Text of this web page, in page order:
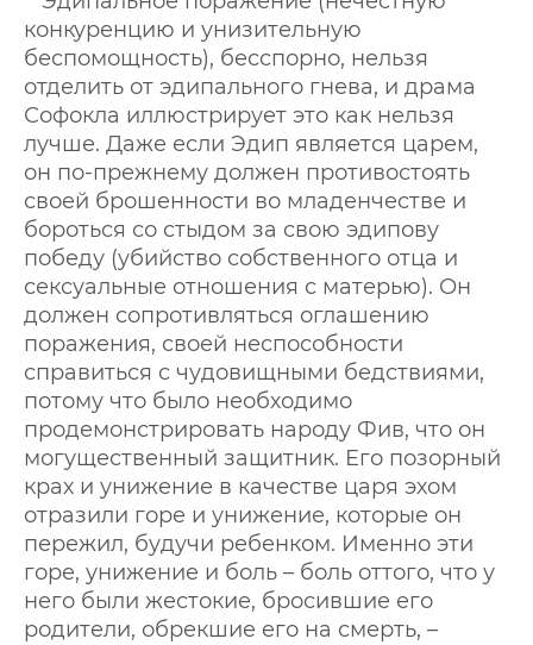
конкуренцию и унизительную
беспомощность), бесспорно, нельзя
отделить от эдипального гнева, и драма
Софокла иллюстрирует это как нельзя
лучше. Даже если Эдип является царем,
он по-прежнему должен противостоять
своей брошенности во младенчестве и
бороться со стыдом за свою эдипову
победу (убийство собственного отца и
сексуальные отношения с матерью). Он
должен сопротивляться оглашению
поражения, своей неспособности
справиться с чудовищными бедствиями,
потому что было необходимо
продемонстрировать народу Фив, что он
могущественный защитник. Его позорный
крах и унижение в качестве царя эхом
отразили горе и унижение, которые он
пережил, будучи ребенком. Именно эти
горе, унижение и боль – боль оттого, что у
него были жестокие, бросившие его
родители, обрекшие его на смерть, –